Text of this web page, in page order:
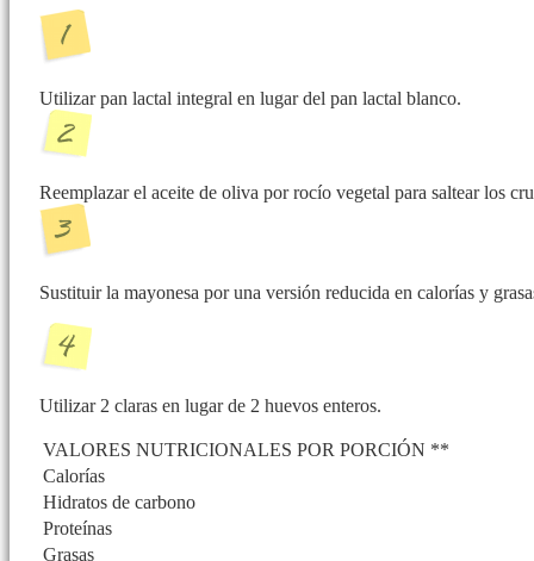
Utilizar pan lactal integral en lugar del pan lactal blanco.
Reemplazar el aceite de oliva por rocío vegetal para saltear los
Sustituir la mayonesa por una versión reducida en calorías y
Utilizar 2 claras en lugar de 2 huevos enteros.
VALORES NUTRICIONALES POR PORCIÓN **
Calorías
Hidratos de carbono
Proteínas
Grasas